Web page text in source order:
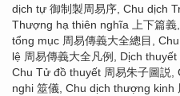
dịch tự 御制製周易序, Chu dịch
Thượng hạ thiên nghĩa 上下篇
tổng mục 周易傳義大全總目,
lệ 周易傳義大全凡例, Dịch
Chu Tử đồ thuyết 周易朱子圖説,
nghi 筮儀, Chu dịch thượng